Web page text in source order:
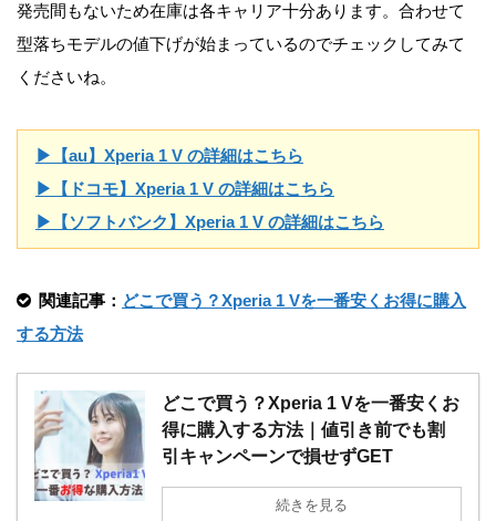
発売間もないため在庫は各キャリア十分あります。合わせて
型落ちモデルの値下げが始まっているのでチェックしてみて
くださいね。
▶【au】Xperia 1 V の詳細はこちら
▶【ドコモ】Xperia 1 V の詳細はこちら
▶【ソフトバンク】Xperia 1 V の詳細はこちら
関連記事： どこで買う？Xperia 1 Vを一番安くお得に購入
する方法
どこで買う？Xperia 1 Vを一番安くお
得に購入する方法｜値引き前でも割
引キャンペーンで損せずGET
続きを見る